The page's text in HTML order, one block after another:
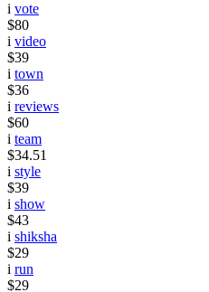
i vote
$80
i video
$39
i town
$36
i reviews
$60
i team
$34.51
i style
$39
i show
$43
i shiksha
$29
i run
$29